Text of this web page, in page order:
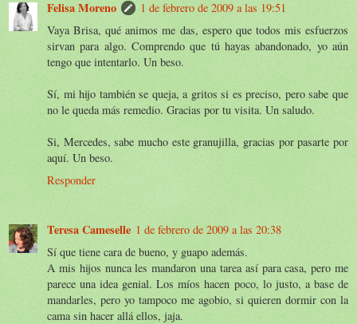
Felisa Moreno
1 de febrero de 2009 a las 19:51
Vaya Brisa, qué animos me das, espero que todos mis esfuerzos
sirvan para algo. Comprendo que tú hayas abandonado, yo aún
tengo que intentarlo. Un beso.
Sí, mi hijo también se queja, a gritos si es preciso, pero sabe que
no le queda más remedio. Gracias por tu visita. Un saludo.
Si, Mercedes, sabe mucho este granujilla, gracias por pasarte por
aquí. Un beso.
Responder
Teresa Cameselle 1 de febrero de 2009 a las 20:38
Sí que tiene cara de bueno, y guapo además.
A mis hijos nunca les mandaron una tarea así para casa, pero me
parece una idea genial. Los míos hacen poco, lo justo, a base de
mandarles, pero yo tampoco me agobio, si quieren dormir con la
cama sin hacer allá ellos, jaja.